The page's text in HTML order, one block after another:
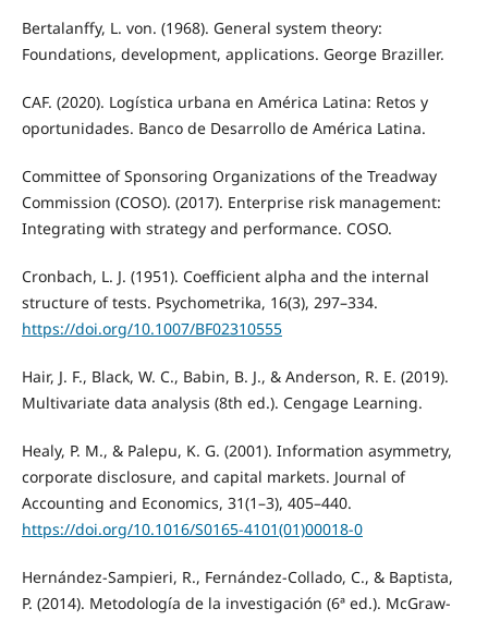
Bertalanffy, L. von. (1968). General system theory:
Foundations, development, applications. George Braziller.
CAF. (2020). Logística urbana en América Latina: Retos y
oportunidades. Banco de Desarrollo de América Latina.
Committee of Sponsoring Organizations of the Treadway
Commission (COSO). (2017). Enterprise risk management:
Integrating with strategy and performance. COSO.
Cronbach, L. J. (1951). Coefficient alpha and the internal
structure of tests. Psychometrika, 16(3), 297–334.
https://doi.org/10.1007/BF02310555
Hair, J. F., Black, W. C., Babin, B. J., & Anderson, R. E. (2019).
Multivariate data analysis (8th ed.). Cengage Learning.
Healy, P. M., & Palepu, K. G. (2001). Information asymmetry,
corporate disclosure, and capital markets. Journal of
Accounting and Economics, 31(1–3), 405–440.
https://doi.org/10.1016/S0165-4101(01)00018-0
Hernández-Sampieri, R., Fernández-Collado, C., & Baptista,
P. (2014). Metodología de la investigación (6ª ed.). McGraw-